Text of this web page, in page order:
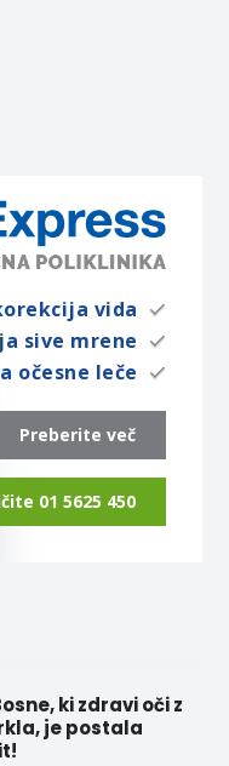
vida
sive mrene
očesne leče
Preberite več
01 5625 450
ki zdravi oči z
je postala